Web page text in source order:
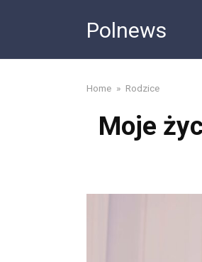
Polnews
Home » Rodzice
Moje